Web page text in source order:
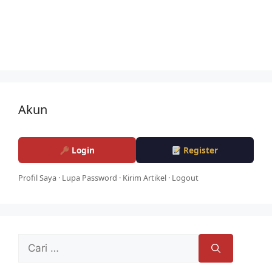
Akun
Login Register
Profil Saya · Lupa Password · Kirim Artikel · Logout
Cari